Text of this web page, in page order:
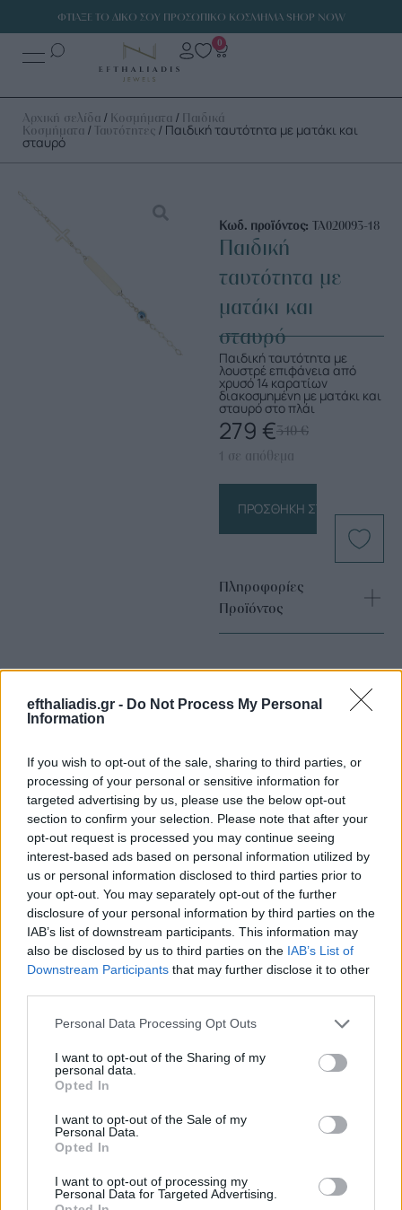
efthaliadis.gr - Do Not Process My Personal
Information
If you wish to opt-out of the sale, sharing to third parties, or
processing of your personal or sensitive information for
targeted advertising by us, please use the below opt-out
section to confirm your selection. Please note that after your
opt-out request is processed you may continue seeing
interest-based ads based on personal information utilized by
us or personal information disclosed to third parties prior to
your opt-out. You may separately opt-out of the further
disclosure of your personal information by third parties on the
IAB’s list of downstream participants. This information may
also be disclosed by us to third parties on the IAB’s List of
Downstream Participants that may further disclose it to other
Personal Data Processing Opt Outs
I want to opt-out of the Sharing of my
personal data.
Opted In
I want to opt-out of the Sale of my
Personal Data.
Opted In
I want to opt-out of processing my
Personal Data for Targeted Advertising.
ΦΤΙΑΞΕ ΤΟ ΔΙΚΟ ΣΟΥ ΠΡΟΣΩΠΙΚΟ ΚΟΣΜΗΜΑ SHOP NOW
0
Αρχική σελίδα / Κοσμήματα / Παιδικά
Κοσμήματα / Ταυτότητες / Παιδική ταυτότητα με ματάκι και
σταυρό
Κωδ. προϊόντος: ΤΑ020093-18
Παιδική
ταυτότητα με
ματάκι και
σταυρό
Παιδική ταυτότητα με
λουστρέ επιφάνεια από
χρυσό 14 καρατίων
διακοσμημένη με ματάκι και
σταυρό στο πλάι
310€
279 €
1 σε απόθεμα
ΠΡΟΣΘΉΚΗ ΣΤΟ ΚΑΛΆΘΙ
Πληροφορίες
Προϊόντος
Επιλογές Που Ταιριάζουν
Ανακαλύψτε τα κοσμήματα που αγαπήθηκαν περισσότερο!
Εδώ θα βρείτε τις κορυφαίες επιλογές που ξεχωρίζουν για
το μοναδικό τους στυλ και την εξαιρετική τους ποιότητα.
-10%
ΜΟΝΌΠΕΤΡΟ ΔΑΧΤΥΛΊΔΙ ΜΕ